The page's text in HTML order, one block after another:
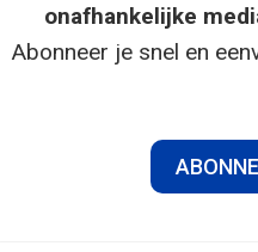
onafhankelijke
Abonneer je snel en